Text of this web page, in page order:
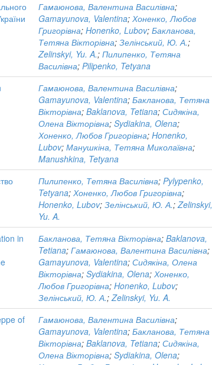
Гамаюнова, Валентина Василівна;
Gamayunova, Valentina;Хоненко, Любов
Григорівна;Honenko, Lubov;Бакланова,
Тетяна Вікторівна;Зелінський, Ю. А.;
Zelinskyi, Yu. A.;Пилипенко, Тетяна
Василівна;Pilipenko, Tetyana
Гамаюнова, Валентина Василівна;
Gamayunova, Valentina;Бакланова, Тетяна
Вікторівна;Baklanova, Tetiana;Сидякіна,
Олена Вікторівна;Sydiakina, Olena;
Хоненко, Любов Григорівна;Honenko,
Lubov;Манушкіна, Тетяна Миколаївна;
Manushkina, Tetyana
Пилипенко, Тетяна Василівна;Pylypenko,
Tetyana;Хоненко, Любов Григорівна;
Honenko, Lubov;Зелінський, Ю. А.;Zelinskyi,
Yu. A.
in
Бакланова, Тетяна Вікторівна;Baklanova,
Tetiana;Гамаюнова, Валентина Василівна;
Gamayunova, Valentina;Сидякіна, Олена
Вікторівна;Sydiakina, Olena;Хоненко,
Любов Григорівна;Honenko, Lubov;
Зелінський, Ю. А.;Zelinskyi, Yu. A.
of
Гамаюнова, Валентина Василівна;
Gamayunova, Valentina;Бакланова, Тетяна
Вікторівна;Baklanova, Tetiana;Сидякіна,
Олена Вікторівна;Sydiakina, Olena;